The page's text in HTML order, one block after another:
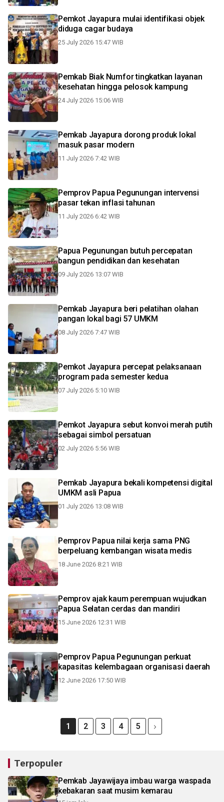
Pemkot Jayapura mulai identifikasi objek
diduga cagar budaya
25 July 2026 15:47 WIB
Pemkab Biak Numfor tingkatkan layanan
kesehatan hingga pelosok kampung
24 July 2026 15:06 WIB
Pemkab Jayapura dorong produk lokal
masuk pasar modern
11 July 2026 7:42 WIB
Pemprov Papua Pegunungan intervensi
pasar tekan inflasi tahunan
11 July 2026 6:42 WIB
Papua Pegunungan butuh percepatan
bangun pendidikan dan kesehatan
09 July 2026 13:07 WIB
Pemkab Jayapura beri pelatihan olahan
pangan lokal bagi 57 UMKM
08 July 2026 7:47 WIB
Pemkot Jayapura percepat pelaksanaan
program pada semester kedua
07 July 2026 5:10 WIB
Pemkot Jayapura sebut konvoi merah putih
sebagai simbol persatuan
02 July 2026 5:56 WIB
Pemkab Jayapura bekali kompetensi digital
UMKM asli Papua
01 July 2026 13:08 WIB
Pemprov Papua nilai kerja sama PNG
berpeluang kembangan wisata medis
18 June 2026 8:21 WIB
Pemprov ajak kaum perempuan wujudkan
Papua Selatan cerdas dan mandiri
15 June 2026 12:31 WIB
Pemprov Papua Pegunungan perkuat
kapasitas kelembagaan organisasi daerah
12 June 2026 17:50 WIB
1 2 3 4 5
Terpopuler
Pemkab Jayawijaya imbau warga waspada
kebakaran saat musim kemarau